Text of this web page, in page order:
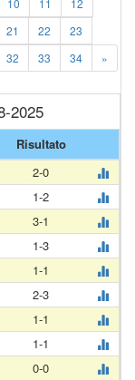
10 11
12
21 22
23
32 33 34 »
2025
Risultato
2-0
1-2
3-1
1-3
1-1
2-3
1-1
1-1
0-0